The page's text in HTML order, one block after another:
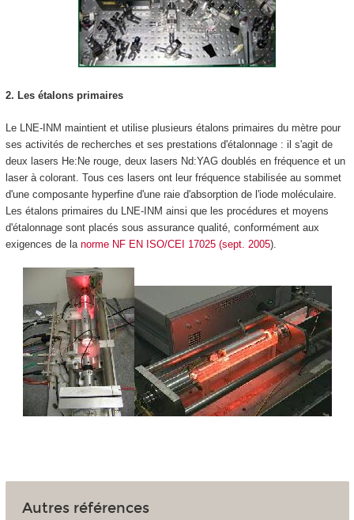
2. Les étalons primaires
Le LNE-INM maintient et utilise plusieurs étalons primaires du mètre pour
ses activités de recherches et ses prestations d'étalonnage : il s'agit de
deux lasers He:Ne rouge, deux lasers Nd:YAG doublés en fréquence et un
laser à colorant. Tous ces lasers ont leur fréquence stabilisée au sommet
d'une composante hyperfine d'une raie d'absorption de l'iode moléculaire.
Les étalons primaires du LNE-INM ainsi que les procédures et moyens
d'étalonnage sont placés sous assurance qualité, conformément aux
exigences de la norme NF EN ISO/CEI 17025 (sept. 2005).
Autres références